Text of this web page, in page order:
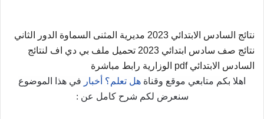
نتائج السادس الابتدائي 2023 مديرية المثنى السماوة الدور الثاني
نتائج صف سادس ابتدائي 2023 تحميل ملف بي دي اف لنتائج
السادس الابتدائي pdf الوزارية رابط مباشرة
اهلا بكم متابعي موقع وقناة هل تعلم؟ أخبار في هذا الموضوع
سنعرض لكم شرح كامل عن :